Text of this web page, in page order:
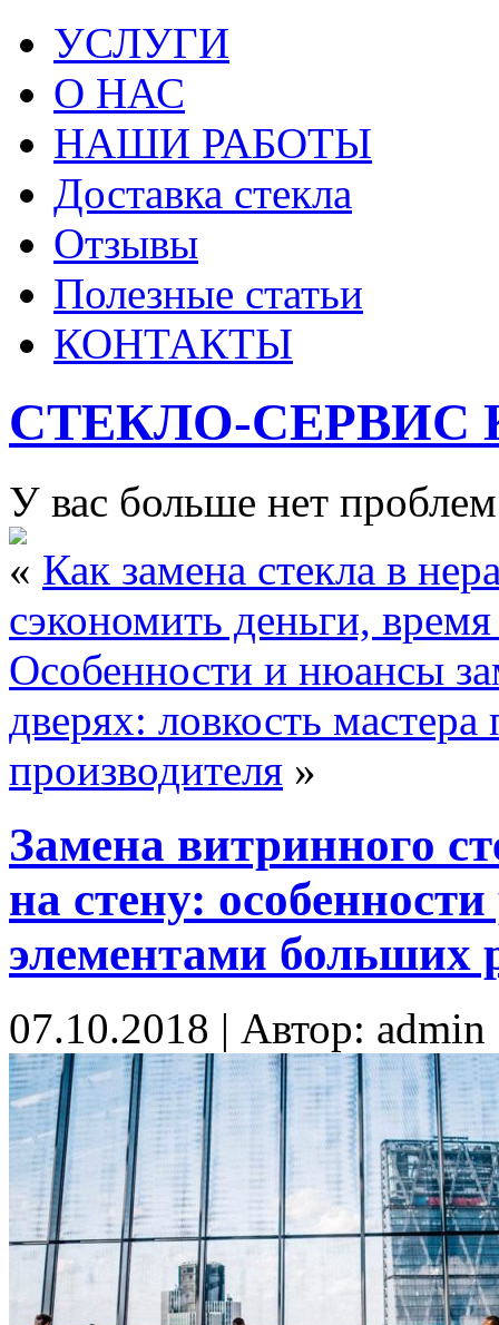
УСЛУГИ
О НАС
НАШИ РАБОТЫ
Доставка стекла
Отзывы
Полезные статьи
КОНТАКТЫ
СТЕКЛО-СЕРВИС
У вас больше нет
« Как замена стекла в
сэкономить деньги,
Особенности и нюансы
дверях: ловкость
производителя »
Замена витринного
на стену:
элементами больших
07.10.2018 | Автор: admin